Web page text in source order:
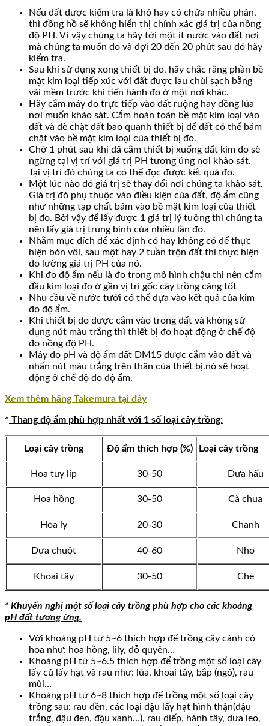
Nếu đất được kiểm tra là khô hay có chứa nhiều phân,
thì đồng hồ sẽ không hiển thị chính xác giá trị của nồng
độ PH. Vì vậy chúng ta hãy tới một ít nước vào đất nơi
mà chúng ta muốn đo và đợi 20 đến 20 phút sau đó hãy
kiểm tra.
Sau khi sử dụng xong thiết bị đo, hãy chắc rằng phần bề
mặt kim loại tiếp xúc với đất được lau chùi sạch bằng
vải mềm trước khi tiến hành đo ở một nơi khác.
Hãy cắm máy đo trực tiếp vào đất ruộng hay đồng lúa
nơi muốn khảo sát. Cắm hoàn toàn bề mặt kim loại vào
đất và đè chặt đất bao quanh thiết bị để đất có thể bám
chặt vào bề mặt kim loại của thiết bị đo.
Chờ 1 phút sau khi đã cắm thiết bị xuống đất kim đo sẽ
ngừng tại vị trí với giá trị PH tương ứng nơi khảo sát.
Tại vị trí đó chúng ta có thể đọc được kết quả đo.
Một lúc nào đó giá trị sẽ thay đổi nơi chúng ta khảo sát.
Giá trị đó phụ thuộc vào điều kiện của đất, độ ẩm cũng
như những tạp chất bám vào bề mặt kim loại của thiết
bị đo. Bởi vậy để lấy được 1 giá trị lý tưởng thì chúng ta
nên lấy giá trị trung bình của nhiều lần đo.
Nhằm mục đích để xác định có hay không có để thực
hiện bón vôi, sau một hay 2 tuần trộn đất thì thực hiện
đo lường giá trị PH của nó.
Khi đo độ ẩm nếu là đo trong mô hình chậu thì nên cắm
đầu kim loại đo ở gần vị trí gốc cây trồng càng tốt
Nhu cầu về nước tưới có thể dựa vào kết quả của kim
đo độ ẩm.
Khi thiết bị đo được cắm vào trong đất và không sử
dụng nút màu trắng thì thiết bị đo hoạt động ở chế độ
đo nồng độ PH.
Máy đo pH và độ ẩm đất DM15 được cắm vào đất và
nhấn nút màu trắng trên thân của thiết bị.nó sẽ hoạt
động ở chế độ đo độ ẩm.
Xem thêm hãng Takemura tại đây
* Thang độ ẩm phù hợp nhất với 1 số loại cây trồng:
Loại cây trồng Độ ẩm thích hợp (%) Loại cây trồng
Hoa tuy lip 30-50 Dưa hấu
Hoa hồng 30-50 Cà chua
Hoa ly 20-30 Chanh
Dưa chuột 40-60 Nho
Khoai tây 30-50 Chè
* Khuyến nghị một số loại cây trồng phù hợp cho các khoảng
pH đất tương ứng.
Với khoảng pH từ 5~6 thích hợp để trồng cây cảnh có
hoa như: hoa hồng, lily, đỗ quyên…
Khoảng pH từ 5~6.5 thích hợp để trồng một số loại cây
lấy củ lấy hạt và rau như: lúa, khoai tây, bắp (ngô), rau
mùi…
Khoảng pH từ 6~8 thích hợp để trồng một số loại cây
trồng sau: rau dền, các loại đậu lấy hạt hình thận(đậu
trắng, đậu đen, đậu xanh…), rau diếp, hành tây, dưa leo,